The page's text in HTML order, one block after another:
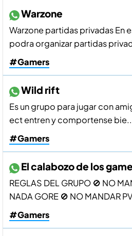
Warzone
Warzone partidas privadas En
podra organizar partidas
#Gamers
Wild rift
Es un grupo para jugar con
ect entren y comportense
#Gamers
El calabozo de los
REGLAS DEL GRUPO 🚫 NO
NADA GORE 🚫 NO MANDAR
#Gamers